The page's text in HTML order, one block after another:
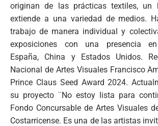
originan de las prácticas textiles, un
extiende a una variedad de medios.
trabajo de manera individual y
exposiciones con una presencia en
España, China y Estados Unidos.
Nacional de Artes Visuales Francisco
Prince Claus Seed Award 2024.
su proyecto ¨No estoy lista para
Fondo Concursable de Artes Visuales
Costarricense. Es una de las artistas